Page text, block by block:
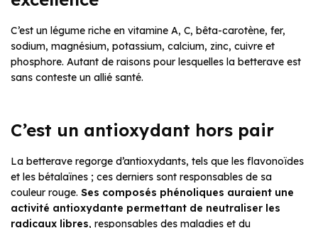
C’est un légume riche en vitamine A, C, bêta-carotène, fer,
sodium, magnésium, potassium, calcium, zinc, cuivre et
phosphore. Autant de raisons pour lesquelles la betterave est
sans conteste un allié santé.
C’est un antioxydant hors pair
La betterave regorge d’antioxydants, tels que les flavonoïdes
et les bétalaïnes ; ces derniers sont responsables de sa
couleur rouge. Ses composés phénoliques auraient une
activité antioxydante permettant de neutraliser les
radicaux libres, responsables des maladies et du